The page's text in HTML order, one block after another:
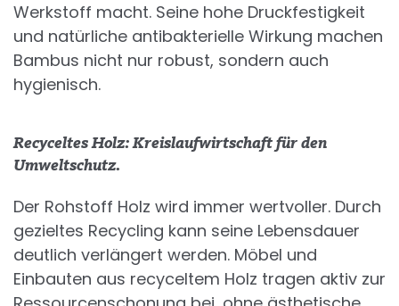
Werkstoff macht. Seine hohe Druckfestigkeit
und natürliche antibakterielle Wirkung machen
Bambus nicht nur robust, sondern auch
hygienisch.
Recyceltes Holz: Kreislaufwirtschaft für den
Umweltschutz.
Der Rohstoff Holz wird immer wertvoller. Durch
gezieltes Recycling kann seine Lebensdauer
deutlich verlängert werden. Möbel und
Einbauten aus recyceltem Holz tragen aktiv zur